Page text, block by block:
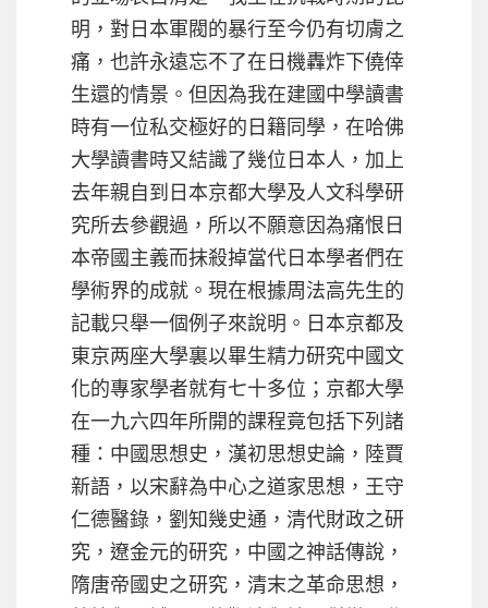
明，對日本軍閥的暴行至今仍有切膚之
痛，也許永遠忘不了在日機轟炸下僥倖
生還的情景。但因為我在建國中學讀書
時有一位私交極好的日籍同學，在哈佛
大學讀書時又結識了幾位日本人，加上
去年親自到日本京都大學及人文科學研
究所去參觀過，所以不願意因為痛恨日
本帝國主義而抹殺掉當代日本學者們在
學術界的成就。現在根據周法高先生的
記載只舉一個例子來說明。日本京都及
東京两座大學裏以畢生精力研究中國文
化的專家學者就有七十多位；京都大學
在一九六四年所開的課程竟包括下列諸
種：中國思想史，漢初思想史論，陸賈
新語，以宋辭為中心之道家思想，王守
仁德醫錄，劉知幾史通，清代財政之研
究，遼金元的研究，中國之神話傳說，
隋唐帝國史之研究，清末之革命思想，